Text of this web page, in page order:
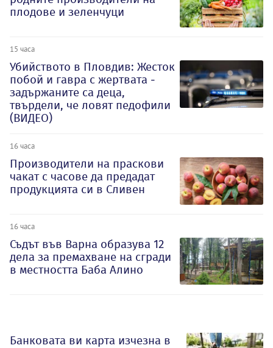
плодове и зеленчуци
15 часа
Убийството в Пловдив: Жесток
побой и гавра с жертвата -
задържаните са деца,
твърдели, че ловят педофили
(ВИДЕО)
16 часа
Производители на праскови
чакат с часове да предадат
продукцията си в Сливен
16 часа
Съдът във Варна образува 12
дела за премахване на сгради
в местността Баба Алино
Банковата ви карта изчезна в